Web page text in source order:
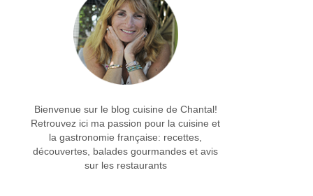
Bienvenue sur le blog cuisine de Chantal!
Retrouvez ici ma passion pour la cuisine et
la gastronomie française: recettes,
découvertes, balades gourmandes et avis
sur les restaurants